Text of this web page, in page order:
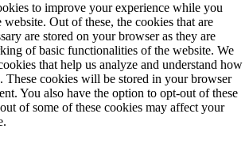
to improve your experience while you
Out of these, the cookies that are
are stored on your browser as they are
of basic functionalities of the website. We
that help us analyze and understand how
These cookies will be stored in your browser
You also have the option to opt-out of these
of some of these cookies may affect your